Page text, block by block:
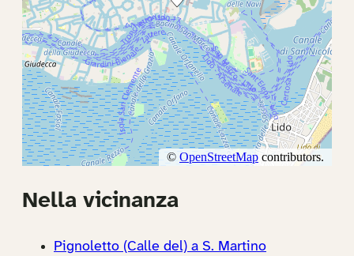
Nella vicinanza
Pignoletto (Calle del) a S. Martino